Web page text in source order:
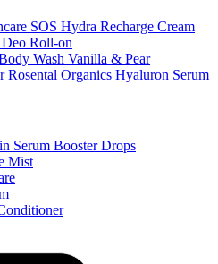
SOS Hydra Recharge Cream
Roll-on
Wash Vanilla & Pear
Rosental Organics Hyaluron Serum
Serum Booster Drops
Mist